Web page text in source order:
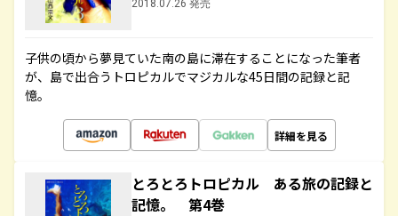
2018.07.26 発売
子供の頃から夢見ていた南の島に滞在することになった筆者
が、島で出合うトロピカルでマジカルな45日間の記録と記
憶。
詳細を見る
とろとろトロピカル ある旅の記録と
記憶。 第4巻